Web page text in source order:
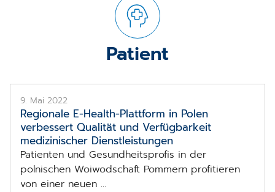
Patient
9. Mai 2022
Regionale E-Health-Plattform in Polen
verbessert Qualität und Verfügbarkeit
medizinischer Dienstleistungen
Patienten und Gesundheitsprofis in der
polnischen Woiwodschaft Pommern profitieren
von einer neuen ...